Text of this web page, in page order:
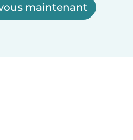
maintenant